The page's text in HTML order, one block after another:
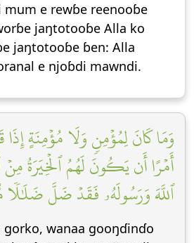
e rewɓe reenooɓe
jaŋtotooɓe Alla ko
jaŋtotooɓe ɓen: Alla
e njoɓdi mawndi.
وَمَا كَانَ لِمُؤۡمِنٖ وَلَا مُؤۡمِنَةٍ
أَمۡرًا أَن يَكُونَ لَهُمُ ٱلۡخِيَرَةُ
ٱللَّهَ وَرَسُولَهُۥ فَقَدۡ ضَلَّ ضَلَٰلٗا
wanaa gooŋɗinɗo